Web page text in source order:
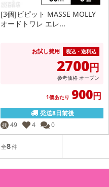
[3個]ビピット MASSE MOLLY
オードトワレ エレ...
お試し費用 税込・送料込
2700円
参考価格 オープン
1個あたり 900円
発送8日前後
残 49 4 0
8